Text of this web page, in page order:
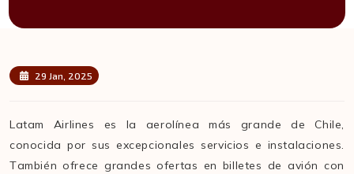
29 Jan, 2025
Latam Airlines es la aerolínea más grande de Chile,
conocida por sus excepcionales servicios e instalaciones.
También ofrece grandes ofertas en billetes de avión con